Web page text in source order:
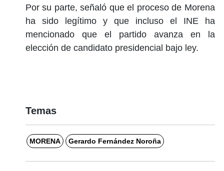
Por su parte, señaló que el proceso de Morena
ha sido legítimo y que incluso el INE ha
mencionado que el partido avanza en la
elección de candidato presidencial bajo ley.
Temas
MORENA Gerardo Fernández Noroña